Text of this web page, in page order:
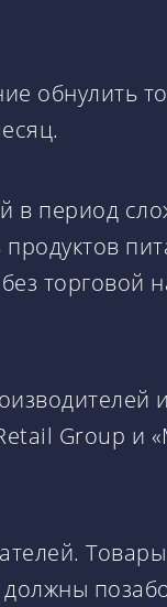
обнулить
в период
торговой
Group и